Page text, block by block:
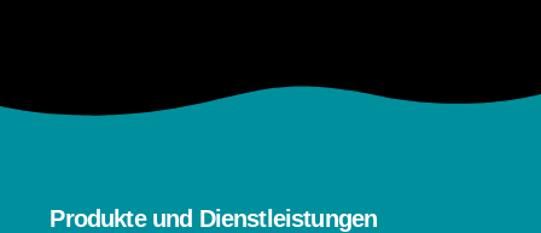
Produkte und Dienstleistungen